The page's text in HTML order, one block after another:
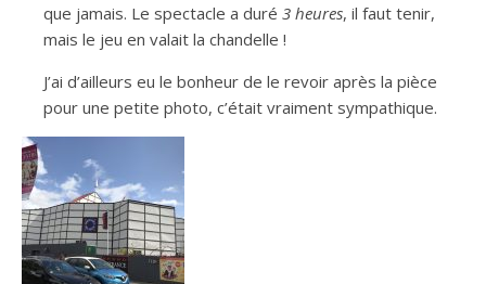
que jamais. Le spectacle a duré 3 heures, il faut tenir,
mais le jeu en valait la chandelle !
J’ai d’ailleurs eu le bonheur de le revoir après la pièce
pour une petite photo, c’était vraiment sympathique.